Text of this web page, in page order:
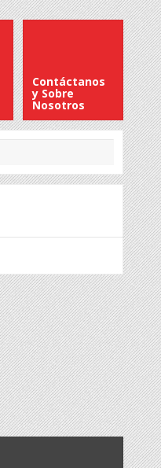
Contáctanos
y Sobre
Nosotros